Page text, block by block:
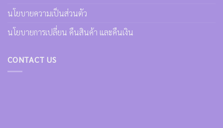
นโยบายความเป็นส่วนตัว
นโยบายการเปลี่ยน คืนสินค้า และคืนเงิน
CONTACT US